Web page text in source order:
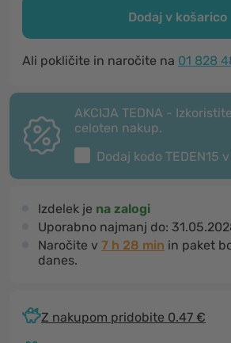
Dodaj v košarico
Ali pokličite in naročite na 01 828
AKCIJA TEDNA -
celoten nakup.
Dodaj kodo TEDEN15
Izdelek je na zalogi
Uporabno najmanj do:
Naročite v 7 h 28 min in paket
danes.
Z nakupom pridobite 0.47 €